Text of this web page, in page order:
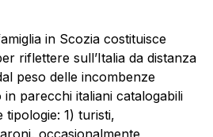
anche una comunità italiana
in Scozia costituisce
riflettere sull’Italia da distanza
peso delle incombenze
parecchi italiani catalogabili
tipologie: 1) turisti,
occasionalmente